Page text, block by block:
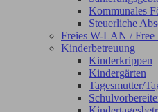
Kommunales
Steuerliche
Freies W-LAN /
Kinderbetreuung
Kinderkrippen
Kindergärten
Tagesmutter/